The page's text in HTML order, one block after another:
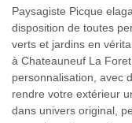
Paysagiste Picque
disposition de toutes
verts et jardins en
à Chateauneuf La
personnalisation, avec
rendre votre extérieur
dans univers original,